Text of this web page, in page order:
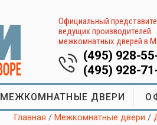
Официальный
ведущих производителей
межкомнатных дверей в
(495) 928-
(495) 928-
МЕЖКОМНАТНЫЕ ДВЕРИ
Главная /Межкомнатные двери /